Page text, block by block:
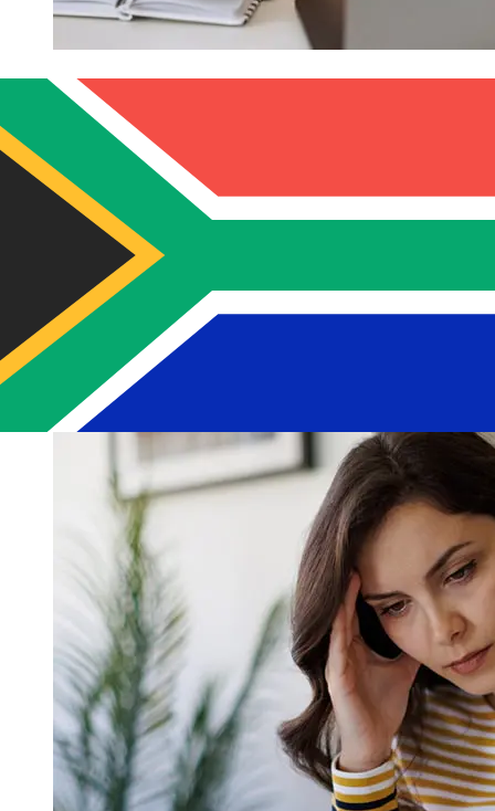
¿Qué tan rápido es un RBS GBP para
ZAR transferencia?
Los tiempos de entrega para transferencias
internacionales con RBS de Reino Unido a Sudáfrica
varían según el método de pago y el momento de la
transacción. Normalmente, las transferencias bancarias
internacionales tardan entre 1 y 5 días laborables.
Factores como los festivos bancarios y los controles de
seguridad también pueden afectar la entrega.
Comprueba los tiempos límite de Royal Bank of
Scotlandpara evitar retrasos.